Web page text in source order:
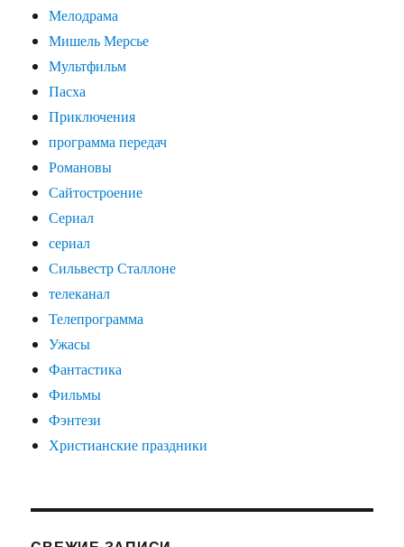
Мелодрама
Мишель Мерсье
Мультфильм
Пасха
Приключения
программа передач
Романовы
Сайтостроение
Сериал
сериал
Сильвестр Сталлоне
телеканал
Телепрограмма
Ужасы
Фантастика
Фильмы
Фэнтези
Христианские праздники